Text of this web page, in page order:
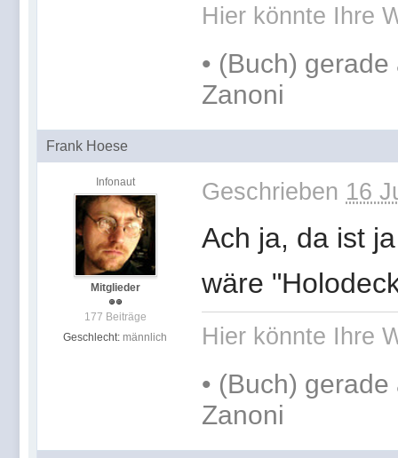
Hier könnte Ihre
• (Buch) gerade
Zanoni
Frank Hoese
Infonaut
Mitglieder
177 Beiträge
Geschlecht: männlich
Geschrieben 16
Ach ja, da ist
wäre
Hier könnte Ihre
• (Buch) gerade
Zanoni